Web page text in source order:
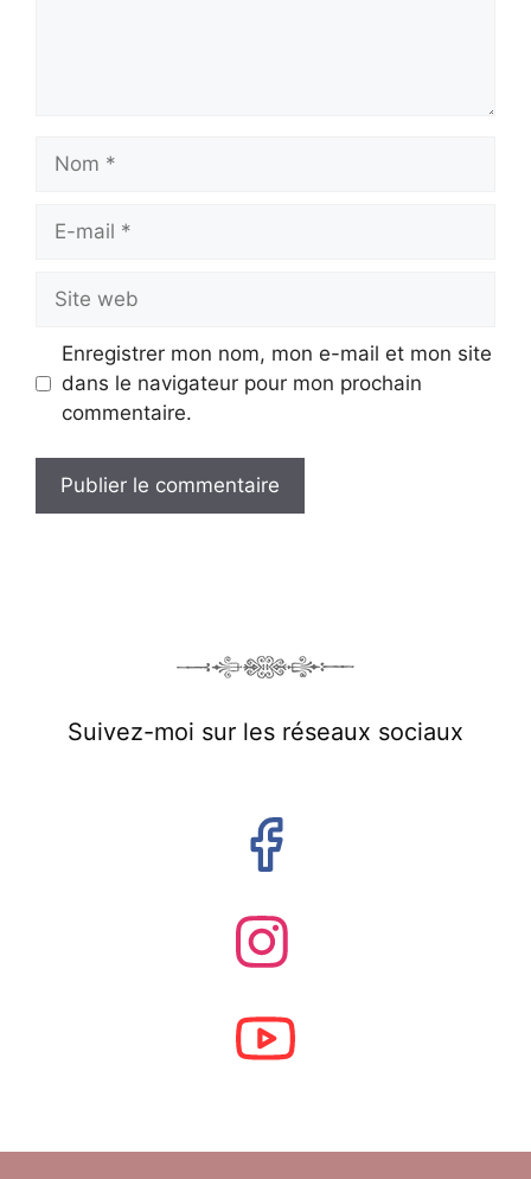
mail
web
Enregistrer mon nom, mon e-mail et mon site
dans le navigateur pour mon prochain
commentaire.
Suivez-moi sur les réseaux sociaux